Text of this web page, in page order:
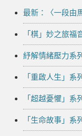
最新：〈一段由
「棋」妙之旅福
紓解情緒壓力系
「重啟人生」系
「超越憂懼」系
「生命故事」系